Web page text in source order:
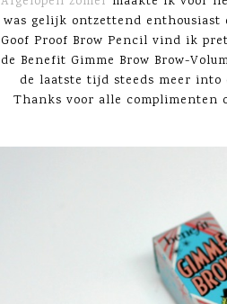
was gelijk ontzettend
Goof Proof Brow Pencil vind ik
de Benefit Gimme Brow Brow-
de laatste tijd steeds meer
Thanks voor alle complimenten